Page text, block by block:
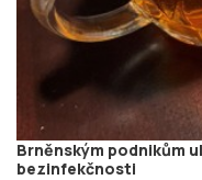
Brněnským podnikům
bezinfekčnosti